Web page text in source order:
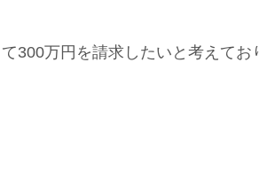
300万円を請求したいと考えてお